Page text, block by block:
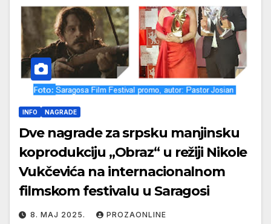
INFO NAGRADE
Dve nagrade za srpsku manjinsku
koprodukciju „Obraz“ u režiji Nikole
Vukčevića na internacionalnom
filmskom festivalu u Saragosi
8. МАЈ 2025. PROZAONLINE